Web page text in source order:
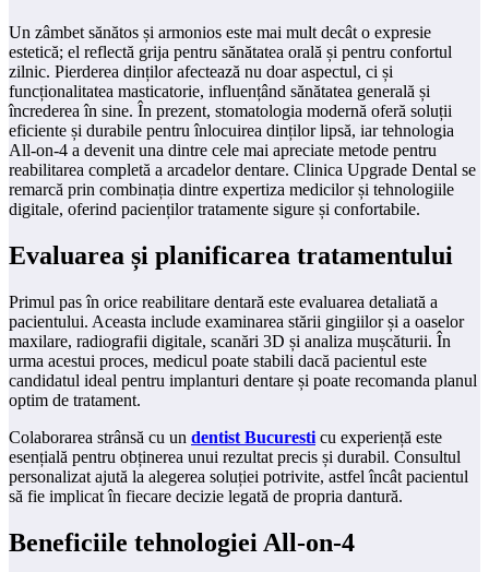
Un zâmbet sănătos și armonios este mai mult decât o expresie
estetică; el reflectă grija pentru sănătatea orală și pentru confortul
zilnic. Pierderea dinților afectează nu doar aspectul, ci și
funcționalitatea masticatorie, influențând sănătatea generală și
încrederea în sine. În prezent, stomatologia modernă oferă soluții
eficiente și durabile pentru înlocuirea dinților lipsă, iar tehnologia
All-on-4 a devenit una dintre cele mai apreciate metode pentru
reabilitarea completă a arcadelor dentare. Clinica Upgrade Dental se
remarcă prin combinația dintre expertiza medicilor și tehnologiile
digitale, oferind pacienților tratamente sigure și confortabile.
Evaluarea și planificarea tratamentului
Primul pas în orice reabilitare dentară este evaluarea detaliată a
pacientului. Aceasta include examinarea stării gingiilor și a oaselor
maxilare, radiografii digitale, scanări 3D și analiza mușcăturii. În
urma acestui proces, medicul poate stabili dacă pacientul este
candidatul ideal pentru implanturi dentare și poate recomanda planul
optim de tratament.
Colaborarea strânsă cu un dentist Bucuresti cu experiență este
esențială pentru obținerea unui rezultat precis și durabil. Consultul
personalizat ajută la alegerea soluției potrivite, astfel încât pacientul
să fie implicat în fiecare decizie legată de propria dantură.
Beneficiile tehnologiei All-on-4